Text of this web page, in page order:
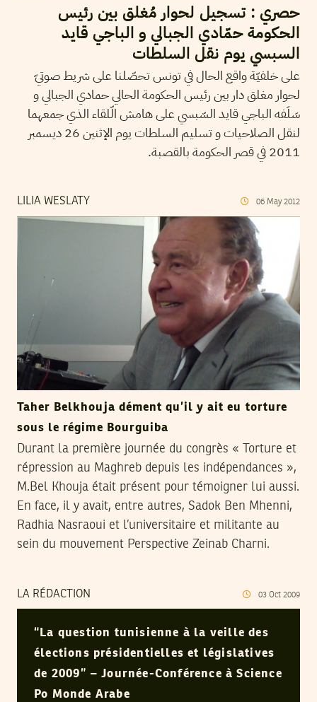
حصري : تسجيل لحوار مُغلق بين رئيس
الحكومة حمّادي الجبالي و الباجي قايد
السبسي يوم نقل السلطات
على خلفيّة واقع الحال في تونس تحصّلنا على شريط صوتيّ
لحوار مغلق دار بين رئيس الحكومة الحالي حمادي الجبالي و
سَلَفه الباجي قايد السّبسي على هامش الّلقاء الذي جمعهما
لنقل الصلاحيات و تسليم السلطات يوم الإثنين 26 ديسمبر
2011 في قصر الحكومة بالقصبة.
LILIA WESLATY 06 May 2012
Taher Belkhouja dément qu’il y ait eu torture
sous le régime Bourguiba
Durant la première journée du congrès « Torture et
répression au Maghreb depuis les indépendances »,
M.Bel Khouja était présent pour témoigner lui aussi.
En face, il y avait, entre autres, Sadok Ben Mhenni,
Radhia Nasraoui et l’universitaire et militante au
sein du mouvement Perspective Zeinab Charni.
LA RÉDACTION 03 Oct 2009
“La question tunisienne à la veille des
élections présidentielles et législatives
de 2009” – Journée-Conférence à Science
Po Monde Arabe